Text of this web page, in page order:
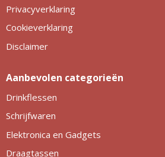
Privacyverklaring
Cookieverklaring
Disclaimer
Aanbevolen categorieën
Drinkflessen
Schrijfwaren
Elektronica en Gadgets
Draagtassen